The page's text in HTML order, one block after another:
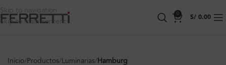
Skip to navigation
Skip to main content
0
S/ 0.00
Inicio Productos Luminarias Hamburg